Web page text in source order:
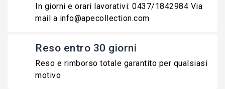
In giorni e orari lavorativi: 0437/1842984 Via
mail a info@apecollection.com
Reso entro 30 giorni
Reso e rimborso totale garantito per qualsiasi
motivo